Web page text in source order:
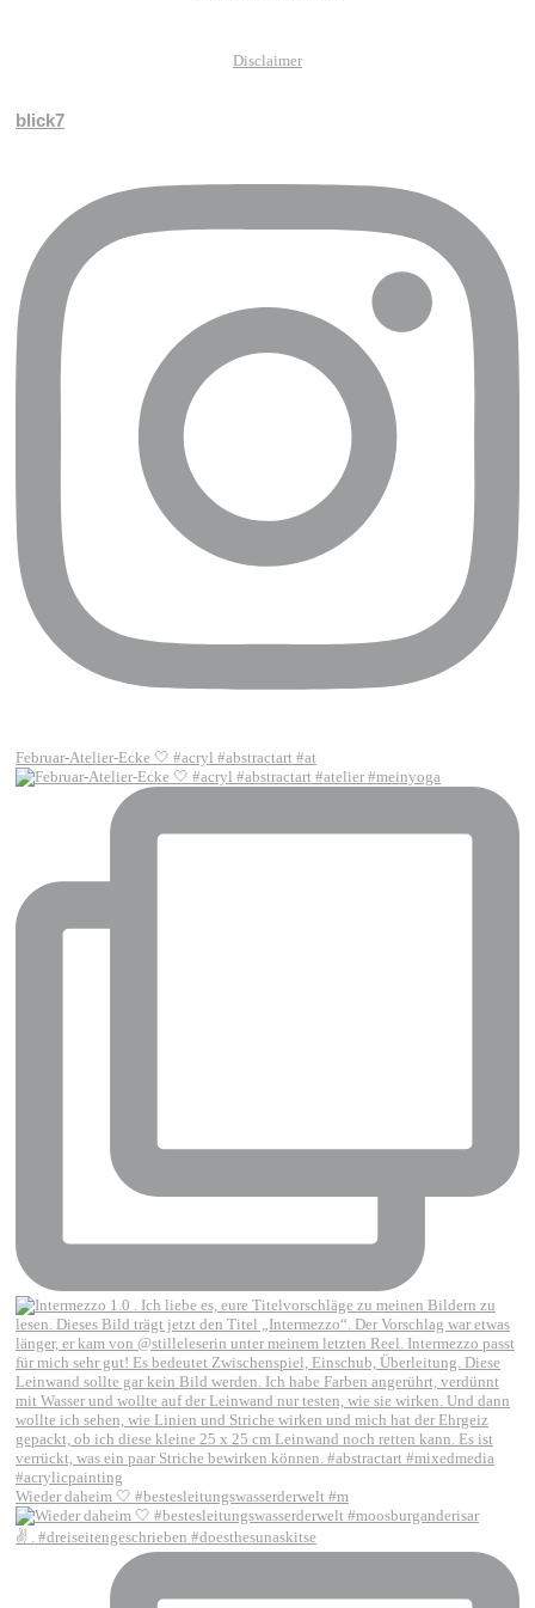
Disclaimer
blick7
Februar-Atelier-Ecke 🤍 #acryl #abstractart #at
Wieder daheim 🤍 #bestesleitungswasserderwelt #m
✌️ . #dreiseitengeschrieben #doesthesunaskitse